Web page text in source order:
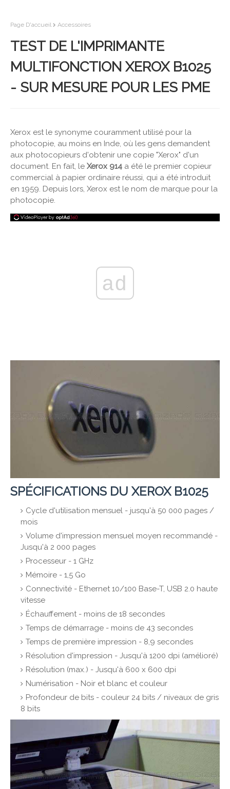
Page D'accueil Accessoires
TEST DE L'IMPRIMANTE
MULTIFONCTION XEROX B1025
- SUR MESURE POUR LES PME
Xerox est le synonyme couramment utilisé pour la
photocopie, au moins en Inde, où les gens demandent
aux photocopieurs d'obtenir une copie "Xerox" d'un
document. En fait, le Xerox 914 a été le premier copieur
commercial à papier ordinaire réussi, qui a été introduit
en 1959. Depuis lors, Xerox est le nom de marque pour la
photocopie.
ad
SPÉCIFICATIONS DU XEROX B1025
Cycle d'utilisation mensuel - jusqu'à 50 000 pages /
mois
Volume d'impression mensuel moyen recommandé -
Jusqu'à 2 000 pages
Processeur - 1 GHz
Mémoire - 1,5 Go
Connectivité - Ethernet 10/100 Base-T, USB 2.0 haute
vitesse
Échauffement - moins de 18 secondes
Temps de démarrage - moins de 43 secondes
Temps de première impression - 8,9 secondes
Résolution d'impression - Jusqu'à 1200 dpi (amélioré)
Résolution (max.) - Jusqu'à 600 x 600 dpi
Numérisation - Noir et blanc et couleur
Profondeur de bits - couleur 24 bits / niveaux de gris
8 bits